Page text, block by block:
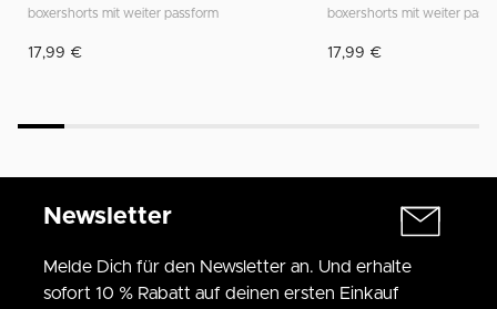
boxershorts mit weiter passform
17,99 €
boxershorts mit weiter
17,99 €
Newsletter
Melde Dich für den Newsletter an. Und erhalte
sofort 10 % Rabatt auf deinen ersten Einkauf